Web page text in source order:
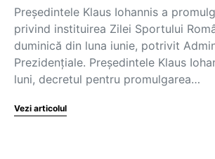
Preşedintele Klaus Iohannis a
privind instituirea Zilei Sportului
duminică din luna iunie, potrivit
Prezidențiale. Preşedintele Klaus
luni, decretul pentru promulgarea…
Vezi articolul